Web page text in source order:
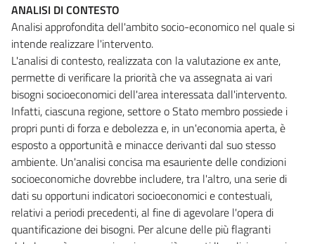
ANALISI DI CONTESTO
Analisi approfondita dell'ambito socio-economico nel quale si
intende realizzare l'intervento.
L'analisi di contesto, realizzata con la valutazione ex ante,
permette di verificare la priorità che va assegnata ai vari
bisogni socioeconomici dell'area interessata dall'intervento.
Infatti, ciascuna regione, settore o Stato membro possiede i
propri punti di forza e debolezza e, in un'economia aperta, è
esposto a opportunità e minacce derivanti dal suo stesso
ambiente. Un'analisi concisa ma esauriente delle condizioni
socioeconomiche dovrebbe includere, tra l'altro, una serie di
dati su opportuni indicatori socioeconomici e contestuali,
relativi a periodi precedenti, al fine di agevolare l'opera di
quantificazione dei bisogni. Per alcune delle più flagranti